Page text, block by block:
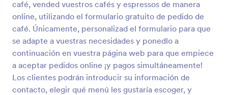
café, vended vuestros cafés y espressos de manera
online, utilizando el formulario gratuito de pedido de
café. Únicamente, personalizad el formulario para que
se adapte a vuestras necesidades y ponedlo a
continuación en vuestra página web para que empiece
a aceptar pedidos online ¡y pagos simultáneamente!
Los clientes podrán introducir su información de
contacto, elegir qué menú les gustaría escoger, y
Vista previa